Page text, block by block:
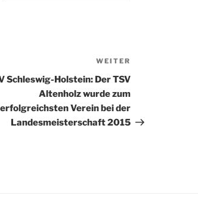
Beitrag
WEITER
Schleswig-Holstein: Der TSV
Altenholz wurde zum
erfolgreichsten Verein bei der
Landesmeisterschaft 2015